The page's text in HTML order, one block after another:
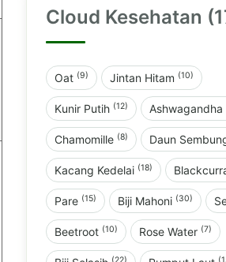
Cloud Kesehatan
Oat (9) Jintan Hitam (10)
Kunir Putih (12) Ashwagandha
Chamomille (8) Daun
Kacang Kedelai (18)
Pare (15) Biji Mahoni (30)
Beetroot (10) Rose Water (7)
(22)